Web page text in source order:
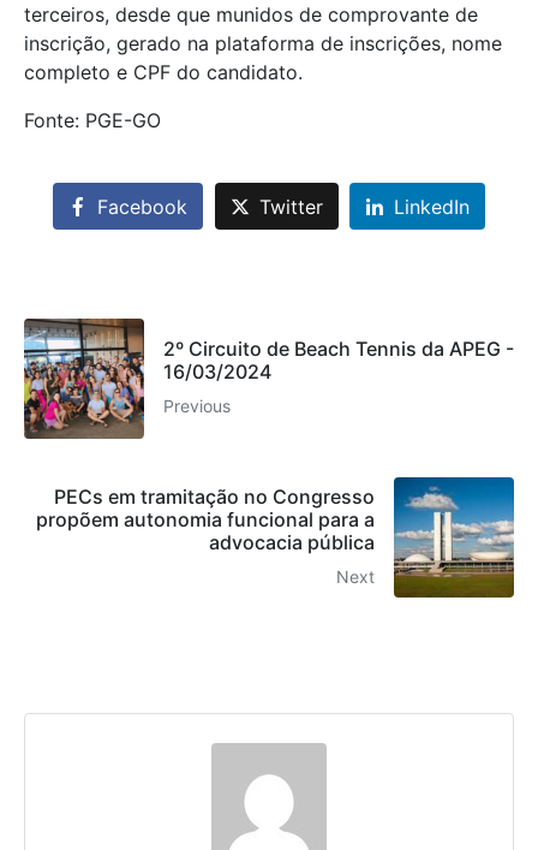
terceiros, desde que munidos de comprovante de
inscrição, gerado na plataforma de inscrições, nome
completo e CPF do candidato.
Fonte: PGE-GO
Facebook Twitter LinkedIn
2º Circuito de Beach Tennis da APEG -
16/03/2024
Previous
PECs em tramitação no Congresso
propõem autonomia funcional para a
advocacia pública
Next